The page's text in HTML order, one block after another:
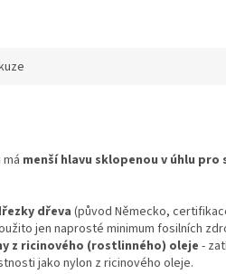
má menší hlavu sklopenou v úhlu
dřeva (původ Německo,
jen naprosté minimum fosilních
z ricinového (rostlinného) oleje -
jako nylon z ricinového oleje.